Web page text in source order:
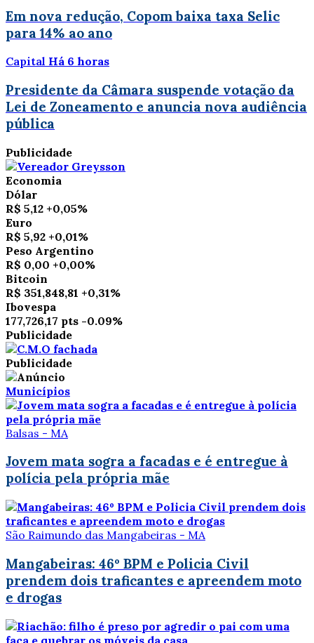
Em nova redução, Copom baixa taxa Selic
para 14% ao ano
Capital Há 6 horas
Presidente da Câmara suspende votação da
Lei de Zoneamento e anuncia nova audiência
pública
Publicidade
Economia
Dólar
R$ 5,12 +0,05%
Euro
R$ 5,92 +0,01%
Peso Argentino
R$ 0,00 +0,00%
Bitcoin
R$ 351,848,81 +0,31%
Ibovespa
177,726,17 pts -0.09%
Publicidade
Publicidade
Municípios
Balsas - MA
Jovem mata sogra a facadas e é entregue à
polícia pela própria mãe
São Raimundo das Mangabeiras - MA
Mangabeiras: 46º BPM e Policia Civil
prendem dois traficantes e apreendem moto
e drogas